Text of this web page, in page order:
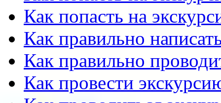
Как попасть на
Как правильно
Как правильно
Как провести